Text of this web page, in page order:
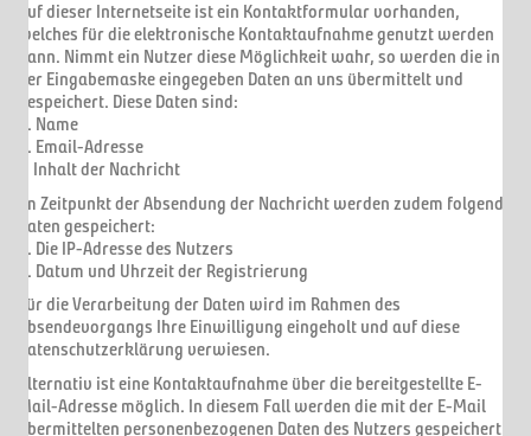
Auf dieser Internetseite ist ein Kontaktformular vorhanden,
welches für die elektronische Kontaktaufnahme genutzt werden
kann. Nimmt ein Nutzer diese Möglichkeit wahr, so werden die in
der Eingabemaske eingegeben Daten an uns übermittelt und
gespeichert. Diese Daten sind:
a. Name
b. Email-Adresse
c. Inhalt der Nachricht
Im Zeitpunkt der Absendung der Nachricht werden zudem folgende
Daten gespeichert:
a. Die IP-Adresse des Nutzers
b. Datum und Uhrzeit der Registrierung
Für die Verarbeitung der Daten wird im Rahmen des
Absendevorgangs Ihre Einwilligung eingeholt und auf diese
Datenschutzerklärung verwiesen.
Alternativ ist eine Kontaktaufnahme über die bereitgestellte E-
Mail-Adresse möglich. In diesem Fall werden die mit der E-Mail
übermittelten personenbezogenen Daten des Nutzers gespeichert.